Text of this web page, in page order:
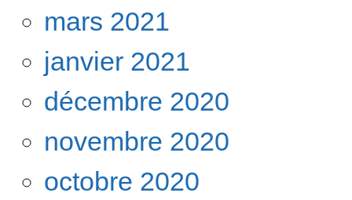
mars 2021
janvier 2021
décembre 2020
novembre 2020
octobre 2020